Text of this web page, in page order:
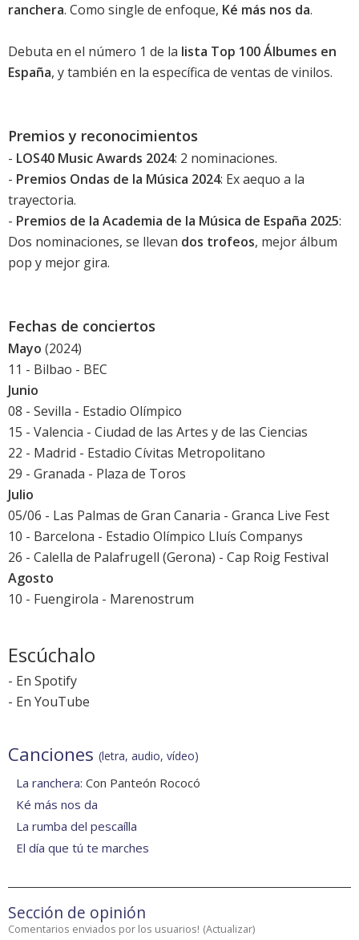
ranchera. Como single de enfoque, Ké más nos da.
Debuta en el número 1 de la lista Top 100 Álbumes en
España, y también en la específica de ventas de vinilos.
Premios y reconocimientos
- LOS40 Music Awards 2024: 2 nominaciones.
- Premios Ondas de la Música 2024: Ex aequo a la
trayectoria.
- Premios de la Academia de la Música de España 2025:
Dos nominaciones, se llevan dos trofeos, mejor álbum
pop y mejor gira.
Fechas de conciertos
Mayo (2024)
11 - Bilbao - BEC
Junio
08 - Sevilla - Estadio Olímpico
15 - Valencia - Ciudad de las Artes y de las Ciencias
22 - Madrid - Estadio Cívitas Metropolitano
29 - Granada - Plaza de Toros
Julio
05/06 - Las Palmas de Gran Canaria - Granca Live Fest
10 - Barcelona - Estadio Olímpico Lluís Companys
26 - Calella de Palafrugell (Gerona) - Cap Roig Festival
Agosto
10 - Fuengirola - Marenostrum
Escúchalo
- En Spotify
- En YouTube
Canciones (letra, audio, vídeo)
La ranchera: Con Panteón Rococó
Ké más nos da
La rumba del pescaílla
El día que tú te marches
Sección de opinión
Comentarios enviados por los usuarios! (Actualizar)